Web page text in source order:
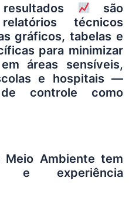
são
técnicos
gráficos, tabelas e
para minimizar
áreas sensíveis,
e hospitais —
controle como
Meio Ambiente tem
e experiência